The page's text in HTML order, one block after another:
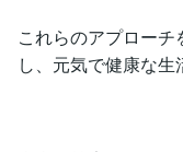
これらのアプロー
し、元気で健康な生